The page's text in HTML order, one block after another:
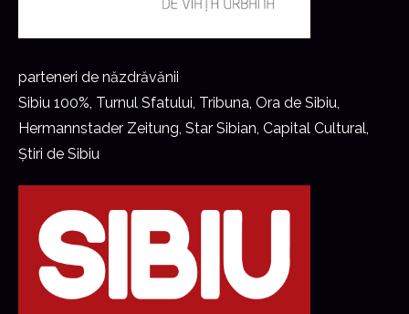
parteneri de năzdrăvănii
Sibiu 100%, Turnul Sfatului, Tribuna, Ora de Sibiu,
Hermannstader Zeitung, Star Sibian, Capital Cultural,
Știri de Sibiu